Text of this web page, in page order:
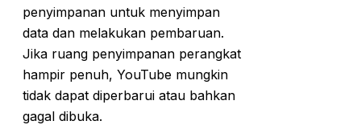
penyimpanan untuk menyimpan
data dan melakukan pembaruan.
Jika ruang penyimpanan perangkat
hampir penuh, YouTube mungkin
tidak dapat diperbarui atau bahkan
gagal dibuka.